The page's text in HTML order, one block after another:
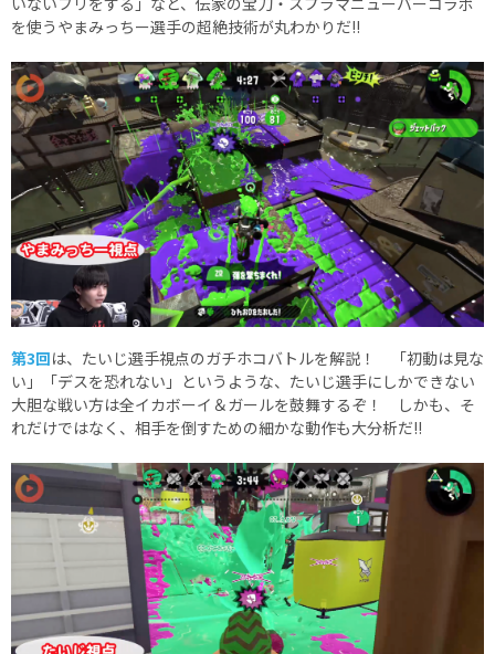
を使うやまみっちー選手の超絶技術が丸わかりだ!!
第3回は、たいじ選手視点のガチホコバトルを解説！ 「初動は見な
い」「デスを恐れない」というような、たいじ選手にしかできない
大胆な戦い方は全イカボーイ＆ガールを鼓舞するぞ！ しかも、そ
れだけではなく、相手を倒すための細かな動作も大分析だ!!